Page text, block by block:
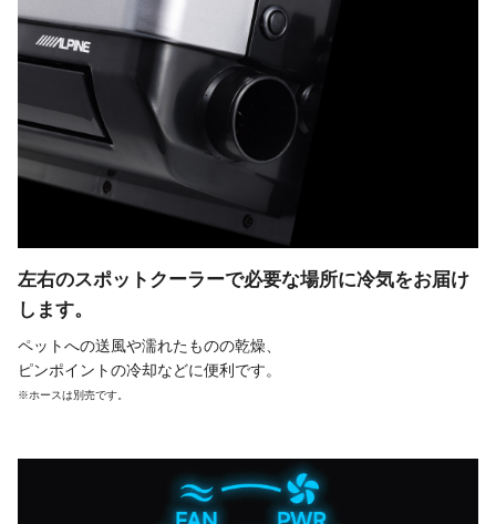
左右のスポットクーラーで必要な場所に冷気をお届け
します。
ペットへの送風や濡れたものの乾燥、
ピンポイントの冷却などに便利です。
※ホースは別売です。